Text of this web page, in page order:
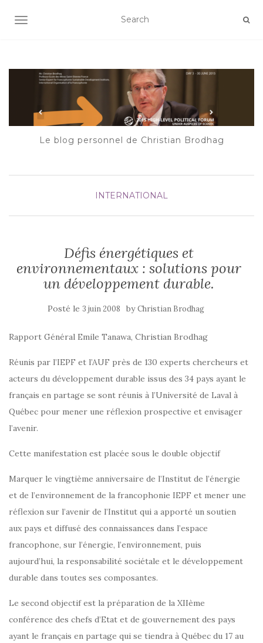
AFFICHER/MASQUER LA NAVIGATION
Le blog personnel de Christian Brodhag
INTERNATIONAL
Défis énergétiques et
environnementaux : solutions pour
un développement durable.
Posté le 3 juin 2008 byChristian Brodhag
Rapport Général Emile Tanawa, Christian Brodhag
Réunis par l’IEPF et l’AUF près de 130 experts chercheurs et
acteurs du développement durable issus des 34 pays ayant le
français en partage se sont réunis à l’Université de Laval à
Québec pour mener une réflexion prospective et envisager
l’avenir.
Cette manifestation est placée sous le double objectif
Marquer le vingtième anniversaire de l’Institut de l’énergie
et de l’environnement de la francophonie IEPF et mener une
réflexion sur l’avenir de l’Institut qui a apporté un soutien
aux pays et diffusé des connaissances dans l’espace
francophone, sur l’énergie, l’environnement, puis
aujourd’hui, la responsabilité sociétale et le développement
durable dans toutes ses composantes.
Le second objectif est la préparation de la XIIème
conférence des chefs d’Etat et de gouvernement des pays
ayant le français en partage qui se tiendra à Québec du 17 au